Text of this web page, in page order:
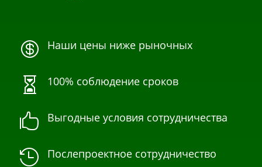
 Наши цены ниже рыночных
 100% соблюдение сроков
 Выгодные условия сотрудничества
 Послепроектное сотрудничество